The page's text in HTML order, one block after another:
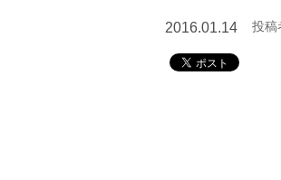
2016.01.14 投稿